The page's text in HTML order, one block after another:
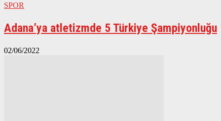
SPOR
Adana’ya atletizmde 5 Türkiye Şampiyonluğu
02/06/2022